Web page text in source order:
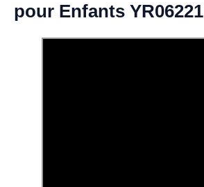
pour Enfants YR06221